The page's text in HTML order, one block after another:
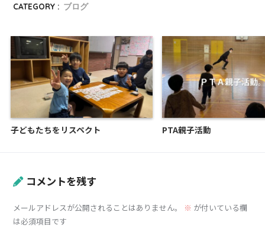
CATEGORY : ブログ
子どもたちをリスペクト PTA親子活動
コメントを残す
メールアドレスが公開されることはありません。 ※ が付いている欄
は必須項目です